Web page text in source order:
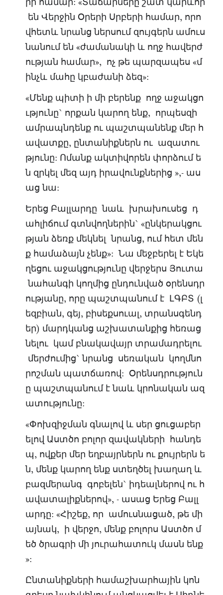
են Վերջին Օրերի Սրբերի համար, որո
վհետև նրանց ներսում զույգերն ամուս
նանում են «ժամանակի և ողջ հավերժ
ության համար», ոչ թե պարզապես «մ
ինչև մահը կբաժանի ձեզ»:
«Մենք պիտի ի մի բերենք ողջ աջակցո
ւթյունը` որքան կարող ենք, որպեսզի
ամրապնդենք ու պաշտպանենք մեր հ
ավատքը, ընտանիքներն ու ազատու
թյունը: Ոմանք ակտիվորեն փորձում ե
ն զրկել մեզ այդ իրավունքներից »,- աս
աց նա:
Երեց Բալլարդը նաև խրախուսեց դ
ահլիճում գտնվողներին` «ընկերակցու
թյան ձեռք մեկնել նրանց, ում հետ մեն
ք համաձայն չենք»: Նա մեջբերել է Եկե
ղեցու աջակցությունը վերջերս Յուտա
նահանգի կողմից ընդունված օրենսդր
ությանը, որը պաշտպանում է ԼԳԲՏ (լ
եզբիան, գեյ, բիսեքսուալ, տրանսգենդ
եր) մարդկանց աշխատանքից հեռաց
նելու կամ բնակավայր տրամադրելու
մերժումից` նրանց սեռական կողմնո
րոշման պատճառով: Օրենսդրություն
ը պաշտպանում է նաև կրոնական ազ
ատությունը:
«Փոխզիջման գնալով և սեր ցուցաբեր
ելով Աստծո բոլոր զավակների հանդե
պ, ովքեր մեր եղբայրներն ու քույրերն ե
ն, մենք կարող ենք ստեղծել խաղաղ և
բազմերանգ գոբելեն` իդեալներով ու հ
ավատալիքներով», - ասաց Երեց Բալլ
արդը: «Հիշեք, որ ամուսնացած, թե մի
այնակ, ի վերջո, մենք բոլորս Աստծո մ
եծ ծրագրի մի յուրահատուկ մասն ենք
»:
Ընտանիքների համաշխարհային կոն